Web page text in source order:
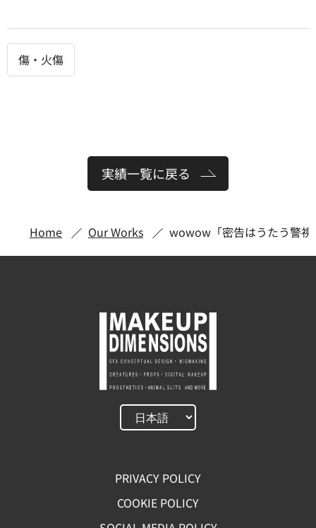
傷・火傷
実績一覧に戻る
Home Our Works wowow「密告はうたう警視
PRIVACY POLICY
COOKIE POLICY